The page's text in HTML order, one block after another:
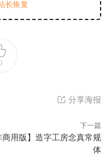
长恢复
分享海报
下一篇
商用版】造字工房念真常规
体